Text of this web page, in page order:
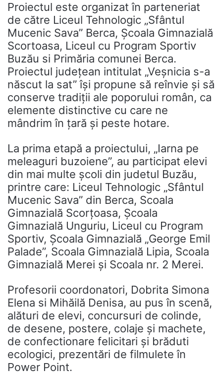
Proiectul este organizat în parteneriat
de către Liceul Tehnologic „Sfântul
Mucenic Sava” Berca, Școala Gimnazială
Scortoasa, Liceul cu Program Sportiv
Buzău si Primăria comunei Berca.
Proiectul județean intitulat „Veșnicia s-a
născut la sat” își propune să reînvie și să
conserve tradiții ale poporului român, ca
elemente distinctive cu care ne
mândrim în țară și peste hotare.
La prima etapă a proiectului, „Iarna pe
meleaguri buzoiene”, au participat elevi
din mai multe școli din judetul Buzău,
printre care: Liceul Tehnologic „Sfântul
Mucenic Sava” din Berca, Scoala
Gimnazială Scorțoasa, Școala
Gimnazială Unguriu, Liceul cu Program
Sportiv, Școala Gimnazială „George Emil
Palade”, Scoala Gimnazială Lipia, Scoala
Gimnazială Merei și Scoala nr. 2 Merei.
Profesorii coordonatori, Dobrita Simona
Elena si Mihăilă Denisa, au pus în scenă,
alături de elevi, concursuri de colinde,
de desene, postere, colaje și machete,
de confectionare felicitari și brăduti
ecologici, prezentări de filmulete în
Power Point.